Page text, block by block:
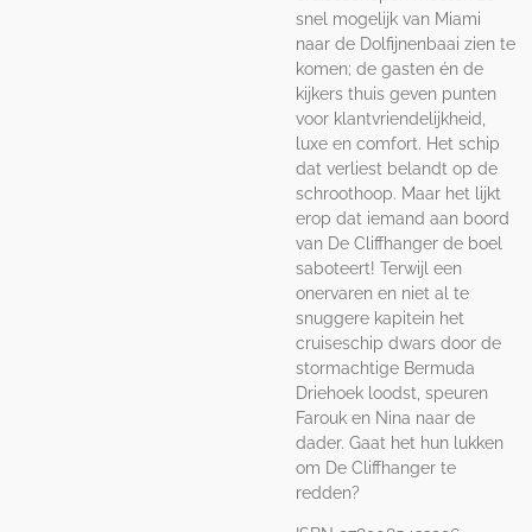
snel mogelijk van Miami
naar de Dolfijnenbaai zien te
komen; de gasten én de
kijkers thuis geven punten
voor klantvriendelijkheid,
luxe en comfort. Het schip
dat verliest belandt op de
schroothoop. Maar het lijkt
erop dat iemand aan boord
van De Cliffhanger de boel
saboteert! Terwijl een
onervaren en niet al te
snuggere kapitein het
cruiseschip dwars door de
stormachtige Bermuda
Driehoek loodst, speuren
Farouk en Nina naar de
dader. Gaat het hun lukken
om De Cliffhanger te
redden?